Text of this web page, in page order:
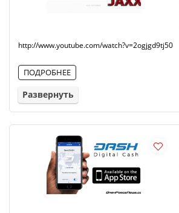
http://www.youtube.com/watch?v=2ogjgd9tj50
ПОДРОБНЕЕ
Развернуть